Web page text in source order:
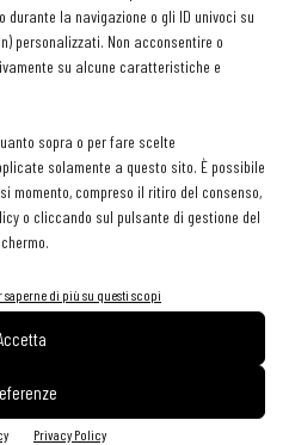
la navigazione o gli ID univoci su
personalizzati. Non acconsentire o
su alcune caratteristiche e
sopra o per fare scelte
solamente a questo sito. È possibile
momento, compreso il ritiro del consenso,
o cliccando sul pulsante di gestione del
saperne di più su questi scopi
Privacy Policy
2016 i nuovi inserimenti
cantine straniere che
certo tipo e prezzi corretti».
cucina)